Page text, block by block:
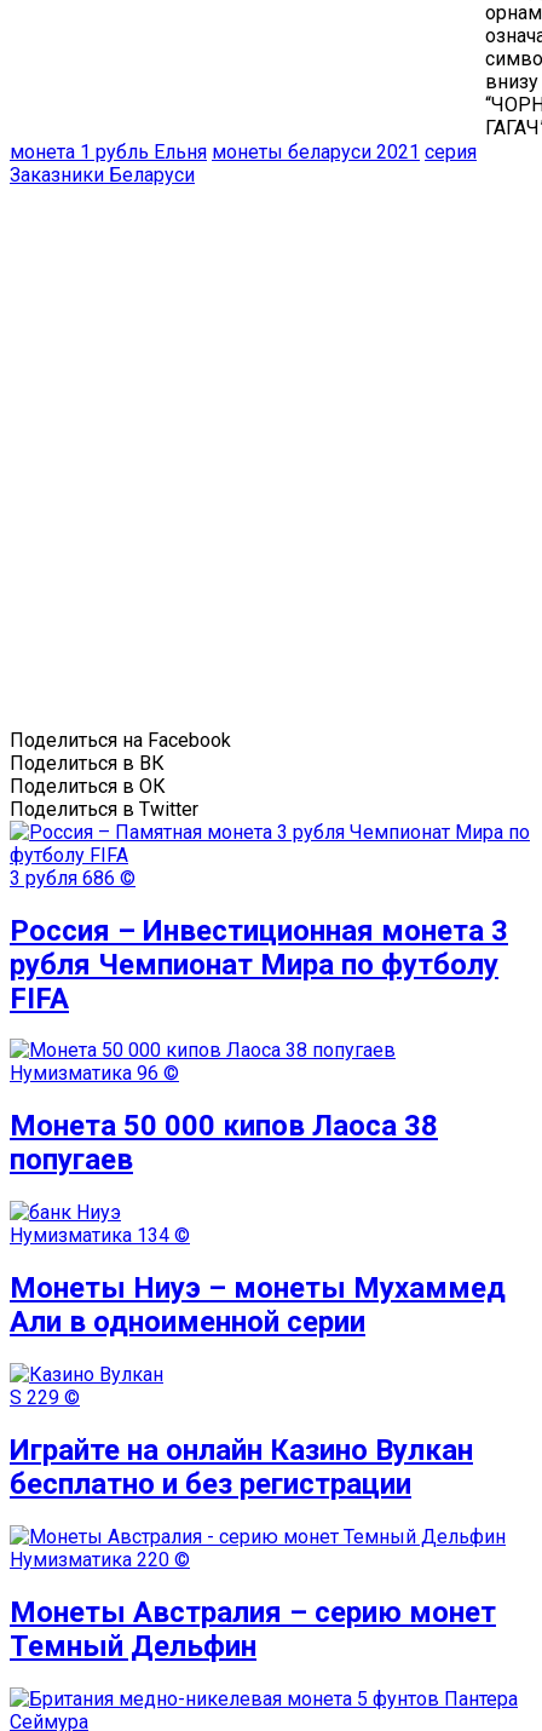
монета 1 рубль Ельня монеты беларуси 2021 серия
Заказники Беларуси
Поделиться на Facebook
Поделиться в ВК
Поделиться в ОК
Поделиться в Twitter
3 рубля 686 ©
Россия – Инвестиционная монета 3
рубля Чемпионат Мира по футболу
FIFA
Нумизматика 96 ©
Монета 50 000 кипов Лаоса 38
попугаев
Нумизматика 134 ©
Монеты Ниуэ – монеты Мухаммед
Али в одноименной серии
S 229 ©
Играйте на онлайн Казино Вулкан
бесплатно и без регистрации
Нумизматика 220 ©
Монеты Австралия – серию монет
Темный Дельфин